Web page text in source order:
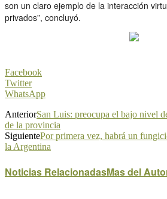
son un claro ejemplo de la interacción
privados”, concluyó.
Facebook
Twitter
WhatsApp
AnteriorSan Luis: preocupa el bajo nivel
de la provincia
SiguientePor primera vez, habrá un
la Argentina
Noticias RelacionadasMas del